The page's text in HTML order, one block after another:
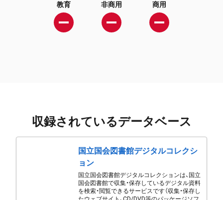
教育 非商用 商用
収録されているデータベース
国立国会図書館デジタルコレクシ
ョン
国立国会図書館デジタルコレクションは、国立
国会図書館で収集・保存しているデジタル資料
を検索・閲覧できるサービスです（収集・保存し